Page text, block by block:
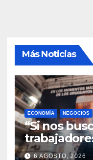
Más Noticias
ECONOMÍA NEGOCIOS
“Si nos
reintegran
6 AGOSTO, 2026